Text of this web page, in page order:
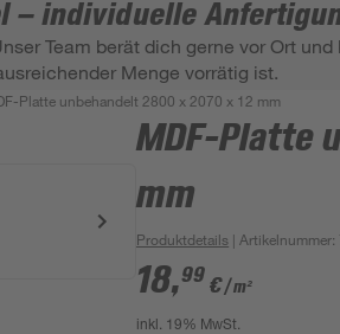
– individuelle
Team berät dich gerne vor Ort
Menge vorrätig ist.
Platte unbehandelt 2800 x 2070 x 12 mm
MDF-Platte
mm
Produktdetails | Artikelnummer:
18,99 €/ m²
inkl. 19% MwSt.